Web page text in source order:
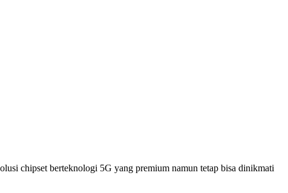
chipset berteknologi 5G yang premium namun tetap bisa dinikmati